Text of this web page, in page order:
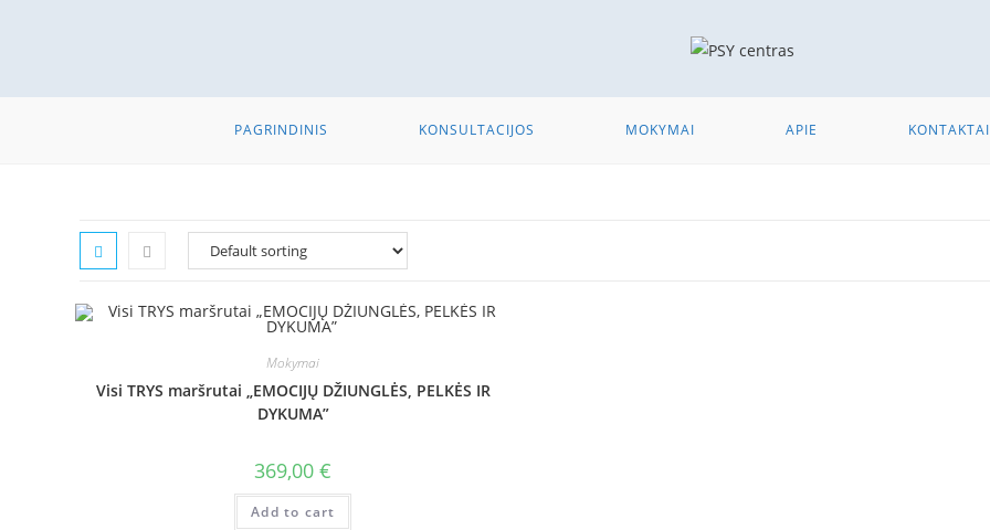
PAGRINDINIS KONSULTACIJOS MOKYMAI APIE KONTAKTAI
Mokymai
Visi TRYS maršrutai „EMOCIJŲ DŽIUNGLĖS, PELKĖS IR
DYKUMA”
369,00€
Add to cart